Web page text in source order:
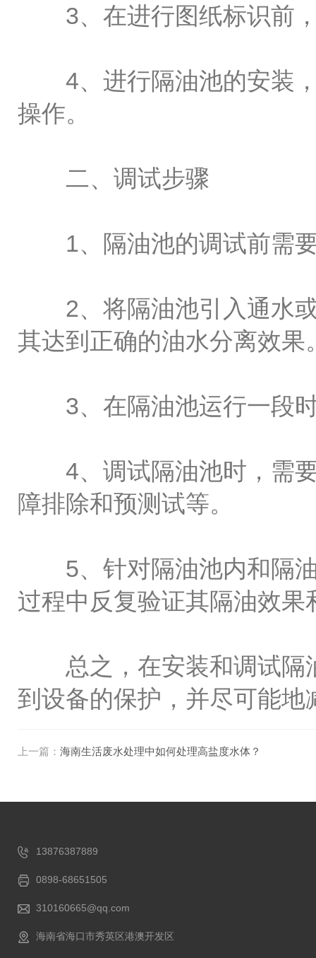
3、在进行图纸标识前，
4、进行隔油池的安装，
操作。
二、调试步骤
1、隔油池的调试前需要
2、将隔油池引入通水或
其达到正确的油水分离效
3、在隔油池运行一段时
4、调试隔油池时，需要
障排除和预测试等。
5、针对隔油池内和隔油
过程中反复验证其隔油效果
总之，在安装和调试隔
到设备的保护，并尽可能
上一篇： 海南生活废水处理中如何处理高盐度水体？
13876387889
0898-68651505
310160665@qq.com
海南省海口市秀英区港澳开发区